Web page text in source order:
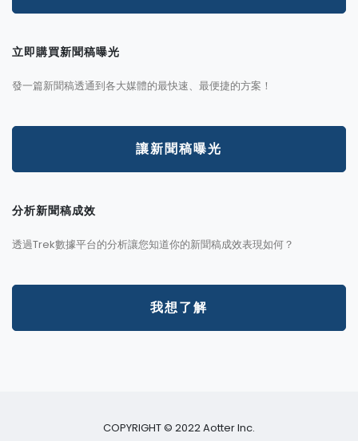
立即購買新聞稿曝光
發一篇新聞稿透通到各大媒體的最快速、最便捷的方案！
讓新聞稿曝光
分析新聞稿成效
透過Trek數據平台的分析讓您知道你的新聞稿成效表現如何？
我想了解
COPYRIGHT © 2022 Aotter Inc.